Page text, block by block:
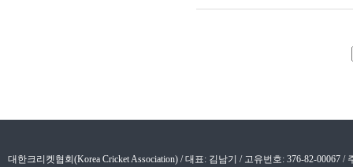
대한크리켓협회(Korea Cricket Association) / 대표: 김남기 / 고유번호: 376-82-00067